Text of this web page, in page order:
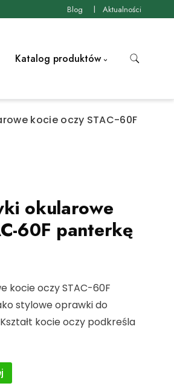
Blog Aktualności
Katalog produktów
kocie oczy STAC-60F
okularowe
60F panterkę
kocie oczy STAC-60F
stylowe oprawki do
kocie oczy podkreśla